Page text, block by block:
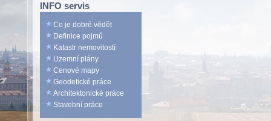
INFO servis
Co je dobré vědět
Definice pojmů
Katastr nemovitostí
Územní plány
Cenové mapy
Geodetické práce
Architektonické práce
Stavební práce